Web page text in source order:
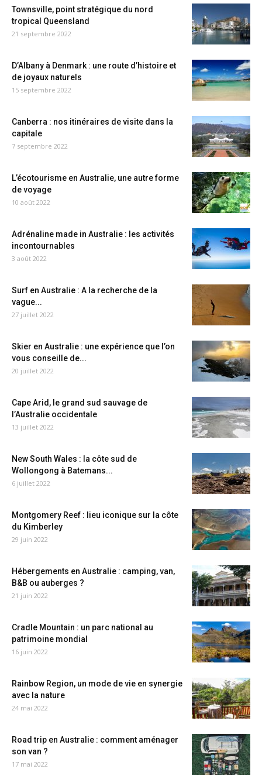
Townsville, point stratégique du nord
tropical Queensland
21 septembre 2022
D’Albany à Denmark : une route d’histoire et
de joyaux naturels
15 septembre 2022
Canberra : nos itinéraires de visite dans la
capitale
7 septembre 2022
L’écotourisme en Australie, une autre forme
de voyage
10 août 2022
Adrénaline made in Australie : les activités
incontournables
3 août 2022
Surf en Australie : A la recherche de la
vague...
27 juillet 2022
Skier en Australie : une expérience que l’on
vous conseille de...
20 juillet 2022
Cape Arid, le grand sud sauvage de
l’Australie occidentale
13 juillet 2022
New South Wales : la côte sud de
Wollongong à Batemans...
6 juillet 2022
Montgomery Reef : lieu iconique sur la côte
du Kimberley
29 juin 2022
Hébergements en Australie : camping, van,
B&B ou auberges ?
21 juin 2022
Cradle Mountain : un parc national au
patrimoine mondial
16 juin 2022
Rainbow Region, un mode de vie en synergie
avec la nature
24 mai 2022
Road trip en Australie : comment aménager
son van ?
17 mai 2022